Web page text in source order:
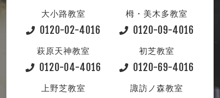
大小路教室
0120-02-4016
栂・美木多教室
0120-09-4016
萩原天神教室
0120-04-4016
初芝教室
0120-69-4016
上野芝教室 諏訪ノ森教室